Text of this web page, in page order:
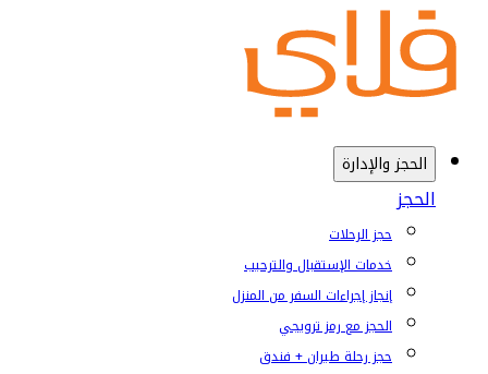
الحجز والإدارة
الحجز
حجز الرحلات
خدمات الإستقبال والترحيب
إنجاز إجراءات السفر من المنزل
الحجز مع رمز ترويجي
حجز رحلة طيران + فندق